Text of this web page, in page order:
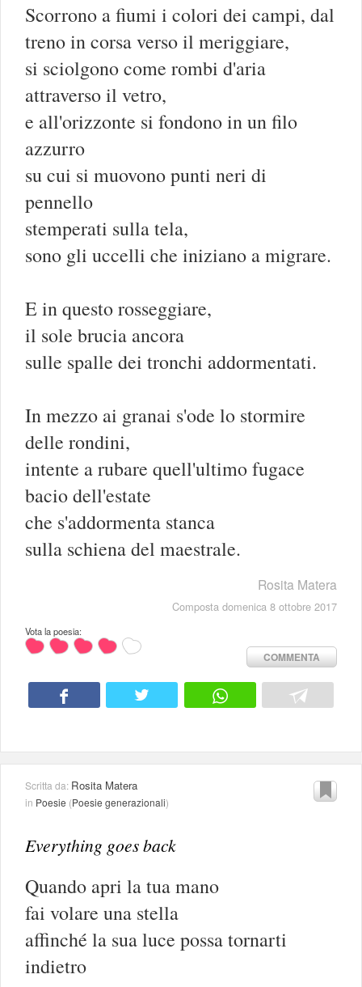
Scorrono a fiumi i colori dei campi, dal
treno in corsa verso il meriggiare,
si sciolgono come rombi d'aria
attraverso il vetro,
e all'orizzonte si fondono in un filo
azzurro
su cui si muovono punti neri di
pennello
stemperati sulla tela,
sono gli uccelli che iniziano a migrare.
E in questo rosseggiare,
il sole brucia ancora
sulle spalle dei tronchi addormentati.
In mezzo ai granai s'ode lo stormire
delle rondini,
intente a rubare quell'ultimo fugace
bacio dell'estate
che s'addormenta stanca
sulla schiena del maestrale.
Rosita Matera
Composta domenica 8 ottobre 2017
Vota la poesia:
COMMENTA
Scritta da: Rosita Matera
in Poesie (Poesie generazionali)
Everything goes back
Quando apri la tua mano
fai volare una stella
affinché la sua luce possa tornarti
indietro